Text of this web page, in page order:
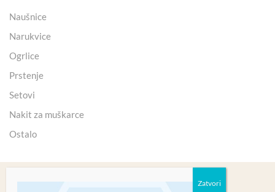
Naušnice
Narukvice
Ogrlice
Prstenje
Setovi
Nakit za muškarce
Ostalo